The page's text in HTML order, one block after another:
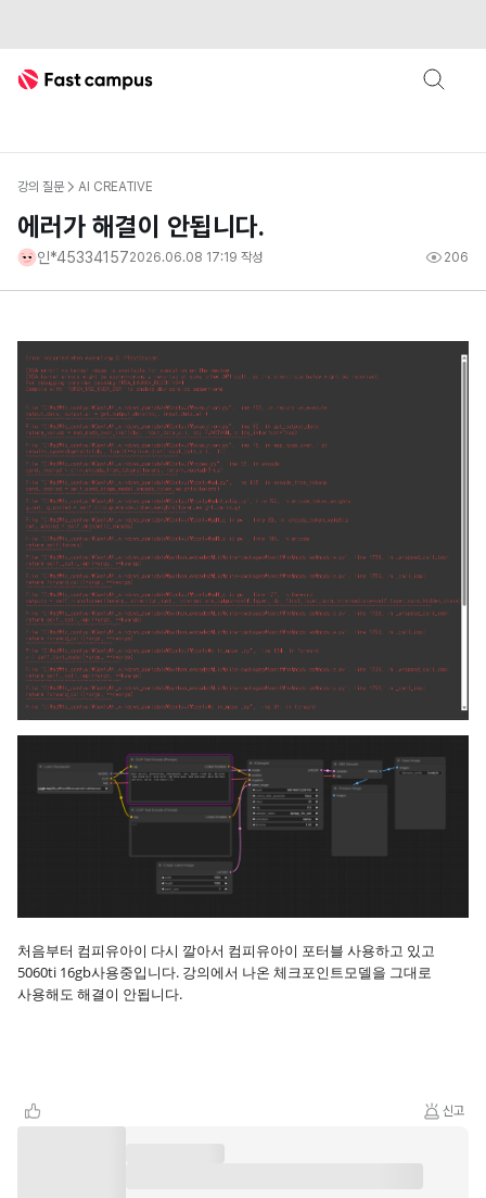
Fast Campus
강의 질문 AI CREATIVE
에러가 해결이 안됩니다.
인*453341572026.06.08 17:19 작성 206
처음부터 컴피유아이 다시 깔아서 컴피유아이 포터블 사용하고 있고
5060ti 16gb사용중입니다. 강의에서 나온 체크포인트모델을 그대로
사용해도 해결이 안됩니다.
신고